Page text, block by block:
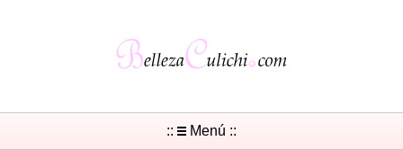
:: Menú ::